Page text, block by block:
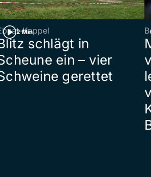
2 Min
Kappel
schlägt in
ein – vier
gerettet